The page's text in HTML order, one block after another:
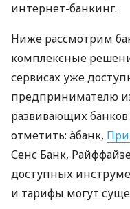
интернет-банкинг.
Ниже рассмотрим
комплексные
сервисах уже
предпринимателю
развивающих
отметить: àбанк,
Сенс Банк,
доступных
и тарифы могут